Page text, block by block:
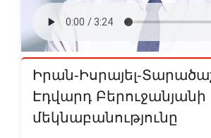
Իրան-Իսրայել-
Էդվարդ Բերուջանյանի
մեկնաբանությունը